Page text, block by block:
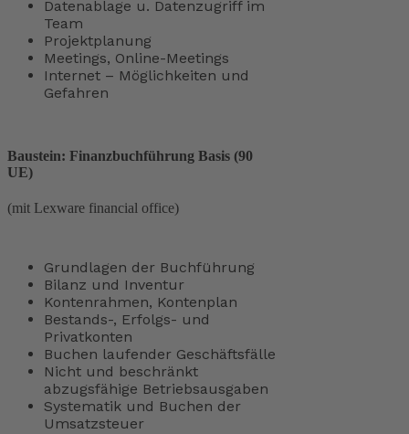
Datenablage u. Datenzugriff im
Team
Projektplanung
Meetings, Online-Meetings
Internet – Möglichkeiten und
Gefahren
Baustein: Finanzbuchführung Basis (90
UE)
(mit Lexware financial office)
Grundlagen der Buchführung
Bilanz und Inventur
Kontenrahmen, Kontenplan
Bestands-, Erfolgs- und
Privatkonten
Buchen laufender Geschäftsfälle
Nicht und beschränkt
abzugsfähige Betriebsausgaben
Systematik und Buchen der
Umsatzsteuer